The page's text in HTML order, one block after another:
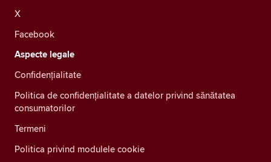
X
Facebook
Aspecte legale
Confidenţialitate
Politica de confidențialitate a datelor privind sănătatea
consumatorilor
Termeni
Politica privind modulele cookie